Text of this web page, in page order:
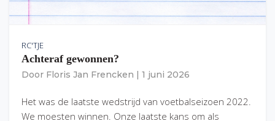
RC'TJE
Achteraf gewonnen?
Door Floris Jan Frencken 1 juni 2026
Het was de laatste wedstrijd van voetbalseizoen 2022.
We moesten winnen. Onze laatste kans om als